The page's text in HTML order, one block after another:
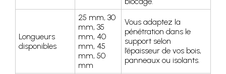
Longueurs
disponibles
25 mm, 30
mm, 35
mm, 40
mm, 45
mm, 50
mm
Vous adaptez la
pénétration dans le
support selon
l’épaisseur de vos bois,
panneaux ou isolants.